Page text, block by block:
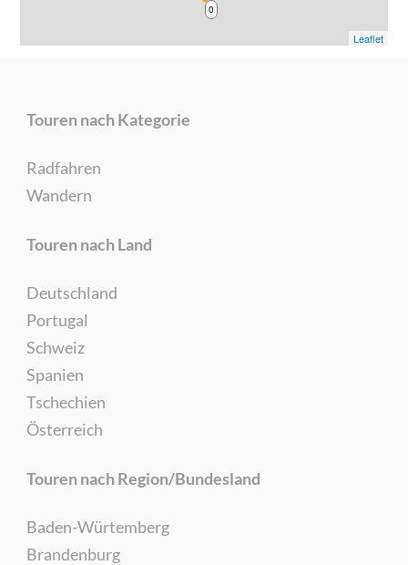
0
Leaflet
Touren nach Kategorie
Radfahren
Wandern
Touren nach Land
Deutschland
Portugal
Schweiz
Spanien
Tschechien
Österreich
Touren nach Region/Bundesland
Baden-Würtemberg
Brandenburg